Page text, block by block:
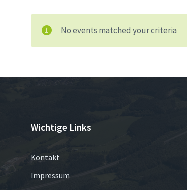
No events matched your criteria
Wichtige Links
Kontakt
Impressum